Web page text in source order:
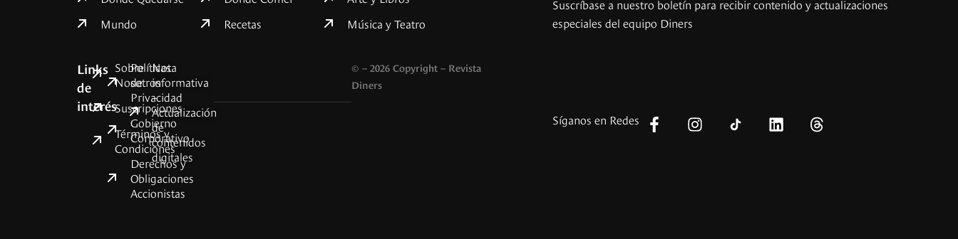
Mundo
Recetas
Música y Teatro
Links
de
interés
Sobre
Nosotros
Suscripciones
Términos y
Condiciones
Políticas
de
Privacidad
Gobierno
Corporativo
Derechos y
Obligaciones
Accionistas
Nota
informativa
–
Actualización
de
contenidos
digitales
© – 2026 Copyright – Revista
Diners
Suscríbase a nuestro boletín para recibir contenido y actualizaciones
especiales del equipo Diners
Síganos en Redes